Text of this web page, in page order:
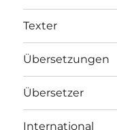
Texter
Übersetzungen
Übersetzer
International